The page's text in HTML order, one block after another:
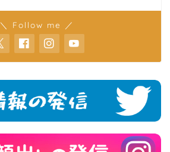
＼ Follow me ／